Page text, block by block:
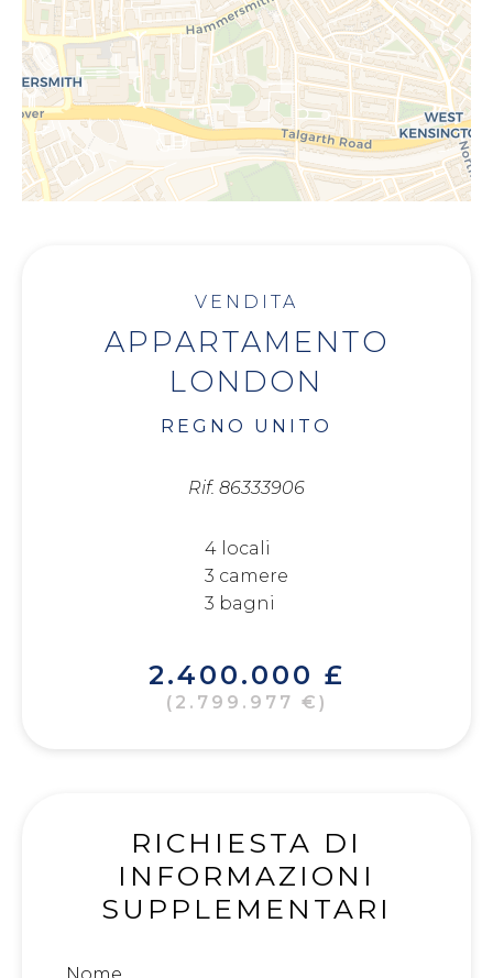
VENDITA
APPARTAMENTO
LONDON
REGNO UNITO
Rif. 86333906
4 locali
3 camere
3 bagni
2.400.000 £
(2.799.977 €)
RICHIESTA DI
INFORMAZIONI
SUPPLEMENTARI